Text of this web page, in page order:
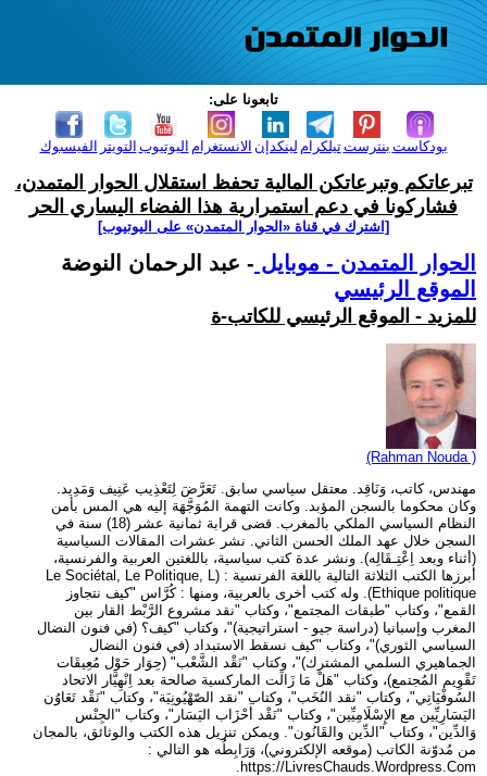
تابعونا على:
الفيسبوك التويتر اليوتيوب الانستغرام لينكدإن تيلكرامبنترست بودكاست
تبرعاتكم وتبرعاتكن المالية تحفظ استقلال الحوار المتمدن،
فشاركونا في دعم استمرارية هذا الفضاء اليساري الحر
[اشترك في قناة ‫«الحوار المتمدن» على اليوتيوب]
الحوار المتمدن - موبايل - عبد الرحمان النوضة
الموقع الرئيسي
للمزيد - الموقع الرئيسي للكاتب-ة
(Rahman Nouda )
مهندس، كاتب، وَنَاقِد. معتقل سياسي سابق. تَعَرَّضَ لِتَعْذِيب عَنِيف وَمَدِيد.
وكان محكوما بالسجن المؤبد. وكانت التهمة المُوَجَّهَة إليه هي المس بأمن
النظام السياسي الملكي بالمغرب. قضى قرابة ثمانية عشر (18) سنة في
السجن خلال عهد الملك الحسن الثاني. نشر عشرات المقالات السياسية
(أثناء وبعد اِعْتِـقَالِه). ونشر عدة كتب سياسية، باللغتين العربية والفرنسية،
أبرزها الكتب الثلاثة التالية باللغة الفرنسية : (Le Sociétal, Le Politique, L
Ethique politique). وله كتب أخرى بالعربية، ومنها : كُرَّاس "كيف نتجاوز
القمع"، وكتاب "طبقات المجتمع"، وكتاب "نقد مشروع الرَّبْط القار بين
المغرب وإسبانيا (دراسة جيو - استراتيجية)"، وكتاب "كيف؟ (في فنون النضال
السياسي الثوري)"، وكتاب "كيف نسقط الاستبداد (في فنون النضال
الجماهيري السلمي المشترك)"، وكتاب "نَقْد الشَّعْب" (حِوَار حَوْل مُعِيقَات
تَقْوِيم المُجتمع)، وكتاب "هَلْ مَا زَالَت الماركسية صالحة بعد اِنْهِيَّار الاتحاد
السُوفْيَاتِي"، وكتاب "نقد النُخَب"، وكتاب "نقد الصّهْيُونِيَة"، وكتاب "نَقْد تَعَاوُن
اليَسَارِيِّين مع الإِسْلَامِيِّين"، وكتاب "نَقْد أَحْزَاب اليَسَار"، وكتاب "الجِنْس
وَالدِّين"، وكتاب "الدِّين والقَانُون". ويمكن تنزيل هذه الكتب والوثائق، بالمجان
من مُدوّنة الكاتب (موقعه الإلكتروني)، وَرَابِطُه هو التالي :
https://LivresChauds.Wordpress.Com.